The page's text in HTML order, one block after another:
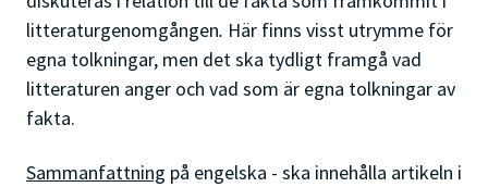
litteraturgenomgången. Här finns visst utrymme för
egna tolkningar, men det ska tydligt framgå vad
litteraturen anger och vad som är egna tolkningar av
fakta.
Sammanfattning på engelska - ska innehålla artikeln i